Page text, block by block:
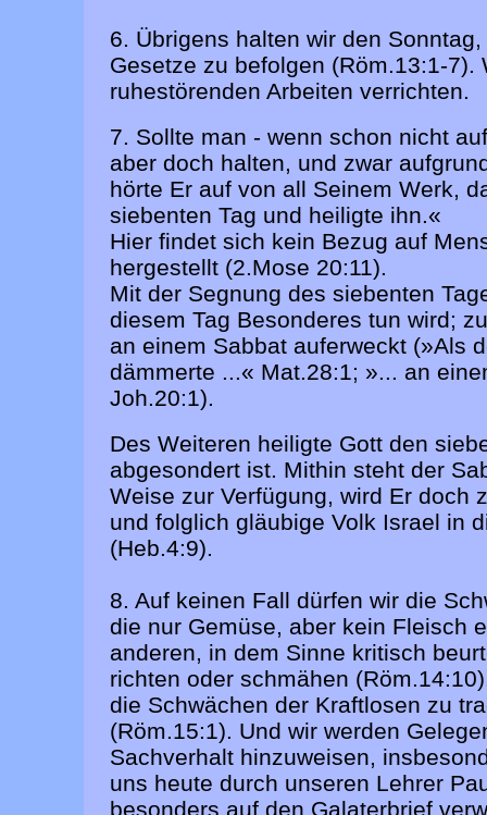
6. Übrigens halten wir den
Gesetze zu befolgen (Röm.13:1-
ruhestörenden Arbeiten verrichten.
7. Sollte man - wenn schon nicht
aber doch halten, und zwar
hörte Er auf von all Seinem Werk,
siebenten Tag und heiligte ihn.«
Hier findet sich kein Bezug auf
hergestellt (2.Mose 20:11).
Mit der Segnung des siebenten
diesem Tag Besonderes tun wird;
an einem Sabbat auferweckt (»Als
dämmerte ...« Mat.28:1; »... an
Joh.20:1).
Des Weiteren heiligte Gott den
abgesondert ist. Mithin steht der
Weise zur Verfügung, wird Er doch
und folglich gläubige Volk Israel in
(Heb.4:9).
8. Auf keinen Fall dürfen wir die
die nur Gemüse, aber kein Fleisch
anderen, in dem Sinne kritisch
richten oder schmähen
die Schwächen der Kraftlosen zu
(Röm.15:1). Und wir werden
Sachverhalt hinzuweisen,
uns heute durch unseren Lehrer
besonders auf den Galaterbrief